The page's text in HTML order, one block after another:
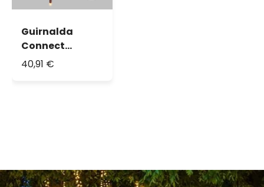
Guirnalda
Connect
ProLine 36V, 12
40,91 €